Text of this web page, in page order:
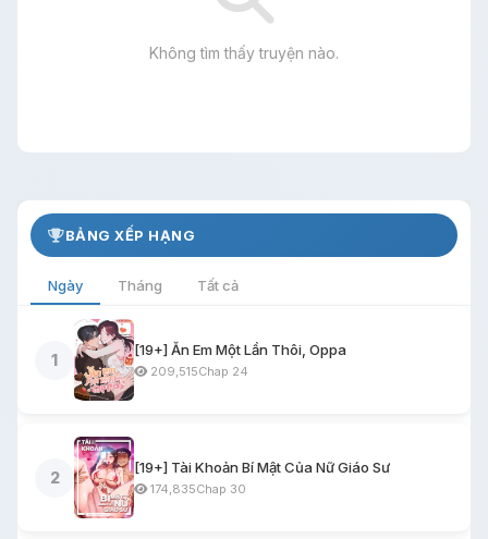
Không tìm thấy truyện nào.
BẢNG XẾP HẠNG
Ngày Tháng Tất cả
1
[19+] Ăn Em Một Lần Thôi, Oppa
209,515Chap 24
2
[19+] Tài Khoản Bí Mật Của Nữ Giáo Sư
174,835Chap 30